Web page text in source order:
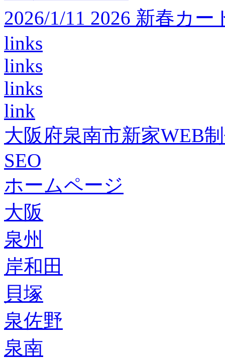
2026/1/11 2026 新春カ
links
links
links
link
大阪府泉南市新家WEB
SEO
ホームページ
大阪
泉州
岸和田
貝塚
泉佐野
泉南